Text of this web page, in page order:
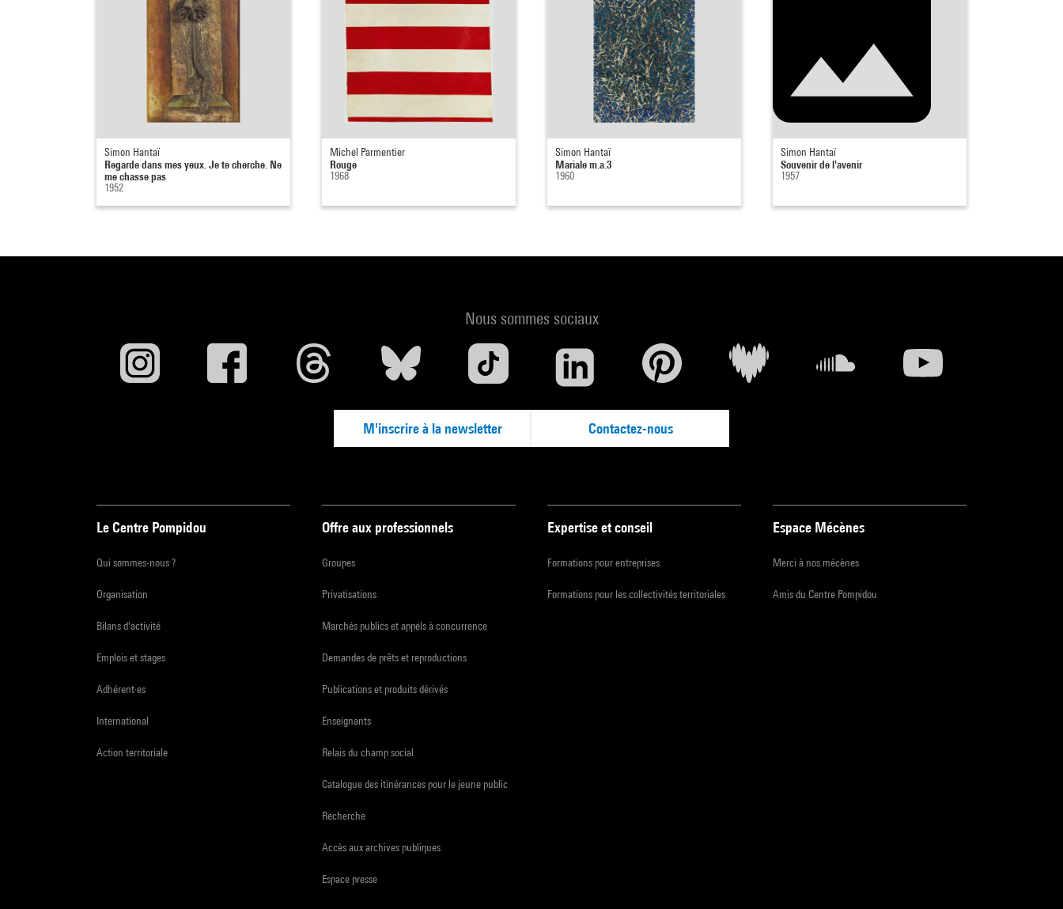
Simon Hantaï
Regarde dans mes yeux. Je te cherche. Ne
me chasse pas
1952
Michel Parmentier
Rouge
1968
Simon Hantaï
Mariale m.a.3
1960
Simon Hantaï
Souvenir de l'avenir
1957
Nous sommes sociaux
M'inscrire à la newsletter Contactez-nous
Le Centre Pompidou
Qui sommes-nous ?
Organisation
Bilans d'activité
Emplois et stages
Adhérent·es
International
Action territoriale
Offre aux professionnels
Groupes
Privatisations
Marchés publics et appels à concurrence
Demandes de prêts et reproductions
Publications et produits dérivés
Enseignants
Relais du champ social
Catalogue des itinérances pour le jeune public
Recherche
Accès aux archives publiques
Espace presse
Expertise et conseil
Formations pour entreprises
Formations pour les collectivités territoriales
Espace Mécènes
Merci à nos mécènes
Amis du Centre Pompidou